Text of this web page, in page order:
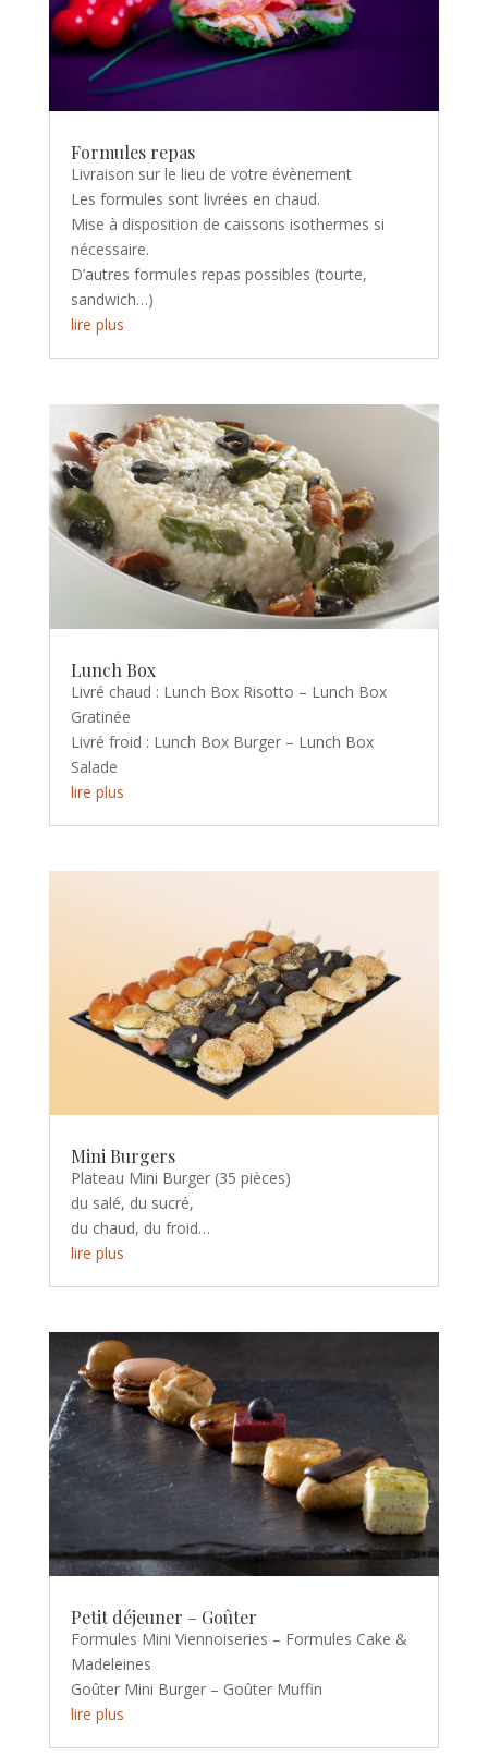
Formules repas
Livraison sur le lieu de votre évènement
Les formules sont livrées en chaud.
Mise à disposition de caissons isothermes si
nécessaire.
D’autres formules repas possibles (tourte,
sandwich…)
lire plus
Lunch Box
Livré chaud : Lunch Box Risotto – Lunch Box
Gratinée
Livré froid : Lunch Box Burger – Lunch Box
Salade
lire plus
Mini Burgers
Plateau Mini Burger (35 pièces)
du salé, du sucré,
du chaud, du froid…
lire plus
Petit déjeuner – Goûter
Formules Mini Viennoiseries – Formules Cake &
Madeleines
Goûter Mini Burger – Goûter Muffin
lire plus